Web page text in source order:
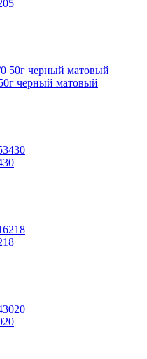
черный матовый